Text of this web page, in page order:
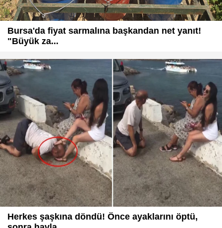
Bursa'da fiyat sarmalına başkandan net yanıt!
"Büyük za...
Herkes şaşkına döndü! Önce ayaklarını öptü,